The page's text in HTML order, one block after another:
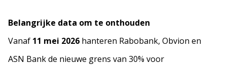
Belangrijke data om te onthouden
Vanaf 11 mei 2026 hanteren Rabobank, Obvion en
ASN Bank de nieuwe grens van 30% voor